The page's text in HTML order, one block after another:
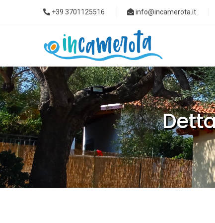
+39 3701125516 info@incamerota.it